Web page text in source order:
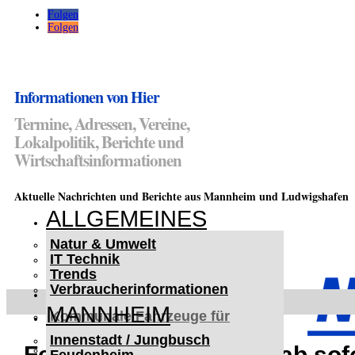
Folgen
Folgen
Informationen von Hier
Termine, Adressen, Vereine,
Lokalpolitik, Berichte und
Wirtschaftsinformationen
Aktuelle Nachrichten und Berichte aus Mannheim und Ludwigshafen
ALLGEMEINES
Natur & Umwelt
IT Technik
Trends
Verbraucherinformationen
MANNHEIM
Innenstadt / Jungbusch
< UKRAINE >
Kommunale Fahrzeuge für
Czernowitz
Nutzfahrzeuge für Czernowitz